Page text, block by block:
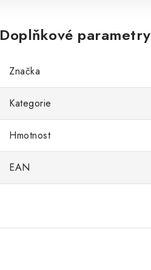
Doplňkové parametry
Značka
Kategorie
Hmotnost
EAN